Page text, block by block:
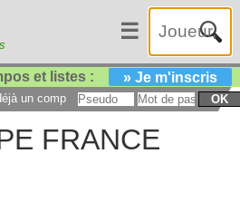
☰
et listes : » Je m'inscris
un compte : OK
FRANCE